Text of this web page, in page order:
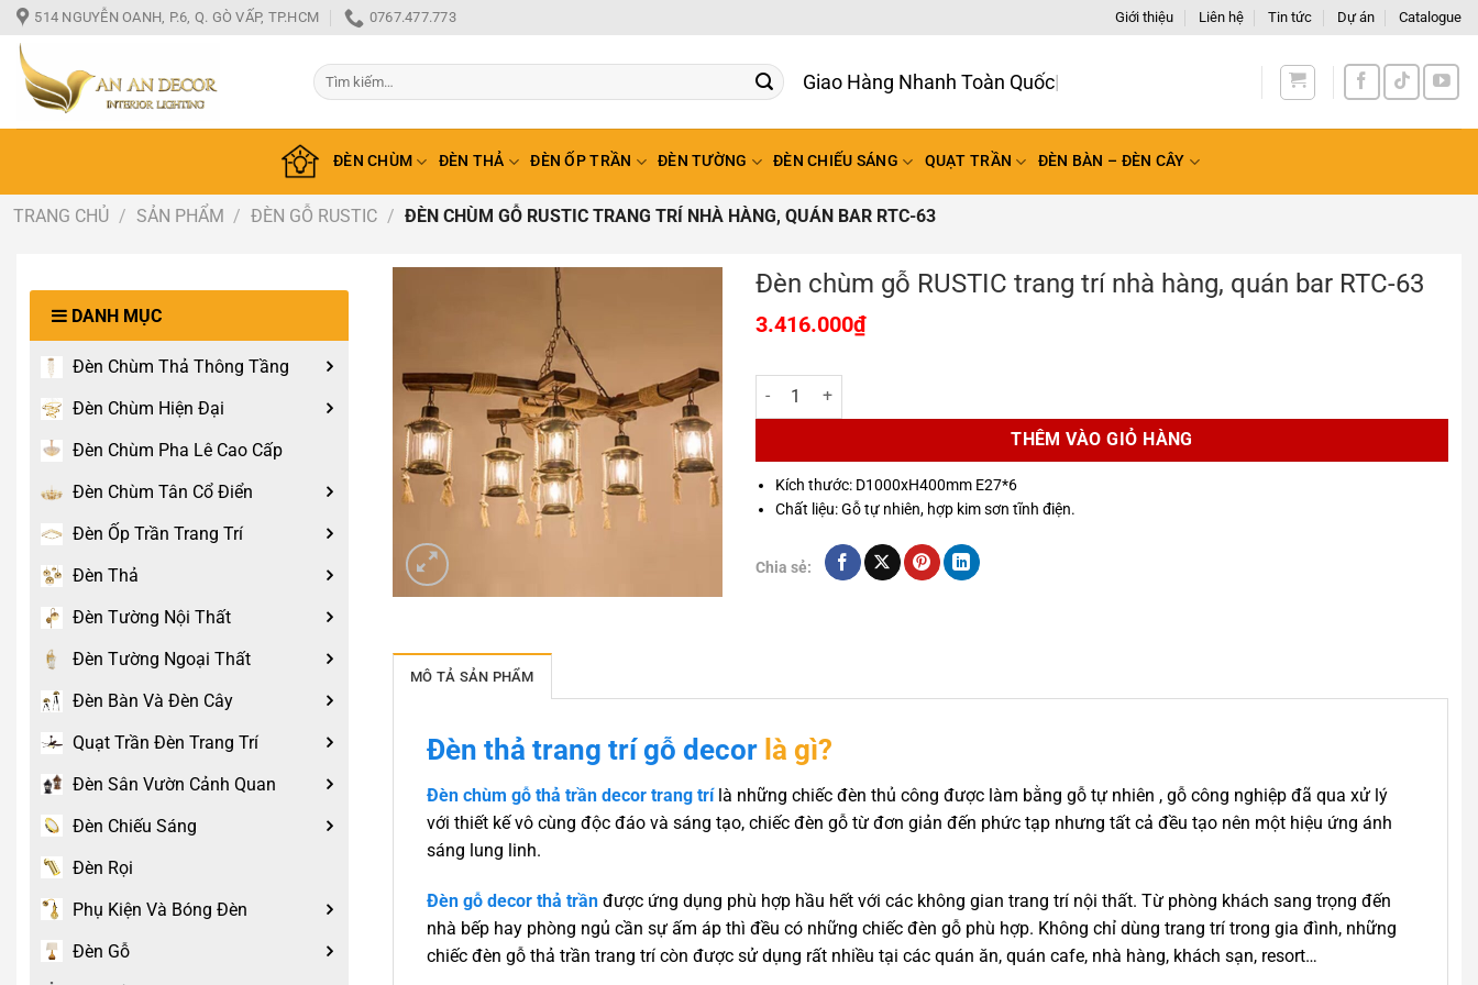
Bỏ
qua
nội
dung
514 NGUYỄN OANH, P.6, Q. GÒ VẤP, TP.HCM 0767.477.773 Giới thiệu Liên hệ Tin tức Dự án Catalogue
Tìm
kiếm:
Giao Hàng Nhan
ĐÈN CHÙM ĐÈN THẢ ĐÈN ỐP TRẦN ĐÈN TƯỜNG ĐÈN CHIẾU SÁNG QUẠT TRẦN ĐÈN BÀN – ĐÈN CÂY
TRANG CHỦ / SẢN PHẨM / ĐÈN GỖ RUSTIC / ĐÈN CHÙM GỖ RUSTIC TRANG TRÍ NHÀ HÀNG, QUÁN BAR RTC-63
DANH MỤC
Đèn Chùm Thả Thông Tầng
Đèn Chùm Hiện Đại
Đèn Chùm Pha Lê Cao Cấp
Đèn Chùm Tân Cổ Điển
Đèn Ốp Trần Trang Trí
Đèn Thả
Đèn Tường Nội Thất
Đèn Tường Ngoại Thất
Đèn Bàn Và Đèn Cây
Quạt Trần Đèn Trang Trí
Đèn Sân Vườn Cảnh Quan
Đèn Chiếu Sáng
Đèn Rọi
Phụ Kiện Và Bóng Đèn
Đèn Gỗ
Đèn chùm gỗ RUSTIC trang trí nhà hàng, quán bar RTC-63
3.416.000₫
Đèn chùm gỗ RUSTIC trang trí nhà hàng, quán bar RTC-63 số lượng
THÊM VÀO GIỎ HÀNG
Kích thước: D1000xH400mm E27*6
Chất liệu: Gỗ tự nhiên, hợp kim sơn tĩnh điện.
Chia sẻ:
MÔ TẢ SẢN PHẨM
Đèn thả trang trí gỗ decor là gì?
Đèn chùm gỗ thả trần decor trang trí là những chiếc đèn thủ công được làm bằng gỗ tự nhiên , gỗ công nghiệp đã qua xử lý
với thiết kế vô cùng độc đáo và sáng tạo, chiếc đèn gỗ từ đơn giản đến phức tạp nhưng tất cả đều tạo nên một hiệu ứng ánh
sáng lung linh.
Đèn gỗ decor thả trần được ứng dụng phù hợp hầu hết với các không gian trang trí nội thất. Từ phòng khách sang trọng đến
nhà bếp hay phòng ngủ cần sự ấm áp thì đều có những chiếc đèn gỗ phù hợp. Không chỉ dùng trang trí trong gia đình, những
chiếc đèn gỗ thả trần trang trí còn được sử dụng rất nhiều tại các quán ăn, quán cafe, nhà hàng, khách sạn, resort…